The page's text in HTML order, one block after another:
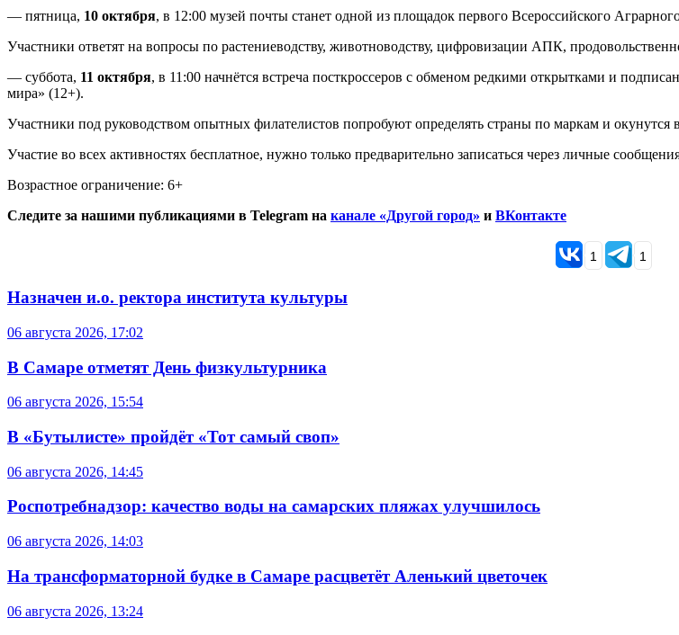
— пятница, 10 октября, в 12:00 музей почты станет одной из площадок первого Всероссийского
Участники ответят на вопросы по растениеводству, животноводству, цифровизации АПК,
— суббота, 11 октября, в 11:00 начнётся встреча посткроссеров с обменом редкими открытками и
мира» (12+).
Участники под руководством опытных филателистов попробуют определять страны по маркам и
Участие во всех активностях бесплатное, нужно только предварительно записаться через личные
Возрастное ограничение: 6+
Следите за нашими публикациями в Telegram на канале «Другой город» и ВКонтакте
1 1
Назначен и.о. ректора института культуры
06 августа 2026, 17:02
В Самаре отметят День физкультурника
06 августа 2026, 15:54
В «Бутылисте» пройдёт «Тот самый своп»
06 августа 2026, 14:45
Роспотребнадзор: качество воды на самарских пляжах улучшилось
06 августа 2026, 14:03
На трансформаторной будке в Самаре расцветёт Аленький цветочек
06 августа 2026, 13:24